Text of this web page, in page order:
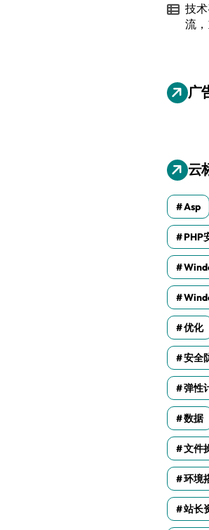
技
流
广
云
Asp
PHP
优化
安全
弹性
数据
文件
环境
站长